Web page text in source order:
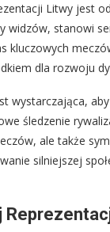
Litwy jest
stanowi
kluczowych
dla rozwoju
wystarczająca,
śledzenie
ale także
silniejszej